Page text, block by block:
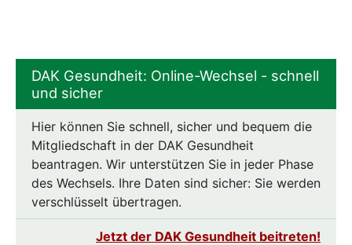
DAK Gesundheit: Online-Wechsel - schnell
und sicher
Hier können Sie schnell, sicher und bequem die
Mitgliedschaft in der DAK Gesundheit
beantragen. Wir unterstützen Sie in jeder Phase
des Wechsels. Ihre Daten sind sicher: Sie werden
verschlüsselt übertragen.
Jetzt der DAK Gesundheit beitreten!